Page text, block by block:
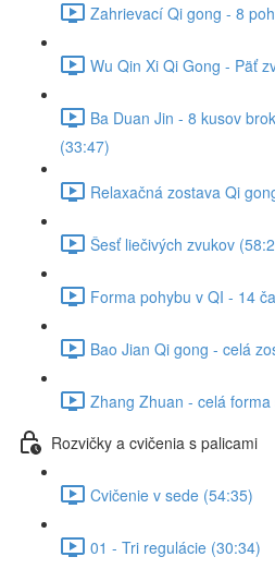
Zahrievací Qi gong - 8
Wu Qin Xi Qi Gong - Päť
Ba Duan Jin - 8 kusov
(33:47)
Relaxačná zostava Qi
Šesť liečivých zvukov
Forma pohybu v QI - 14
Bao Jian Qi gong - celá
Zhang Zhuan - celá
Rozvičky a cvičenia s palicami
Cvičenie v sede (54:35)
01 - Tri regulácie (30:34)